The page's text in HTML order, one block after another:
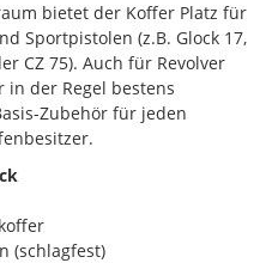
bietet der Koffer Platz für
Sportpistolen (z.B. Glock 17,
CZ 75). Auch für Revolver
in der Regel bestens
Zubehör für jeden
(schlagfest)